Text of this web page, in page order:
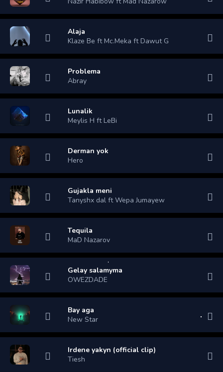
Alaja
Klaze Be ft Mc.Meka ft Dawut G
Problema
Abray
Lunalik
Meylis H ft LeBi
Derman yok
Hero
Gujakla meni
Tanyshx dal ft Wepa Jumayew
Tequila
MaD Nazarov
Gelay salamyma
OWEZDADE
Bay aga
New Star
Irdene yakyn (official clip)
Tiesh